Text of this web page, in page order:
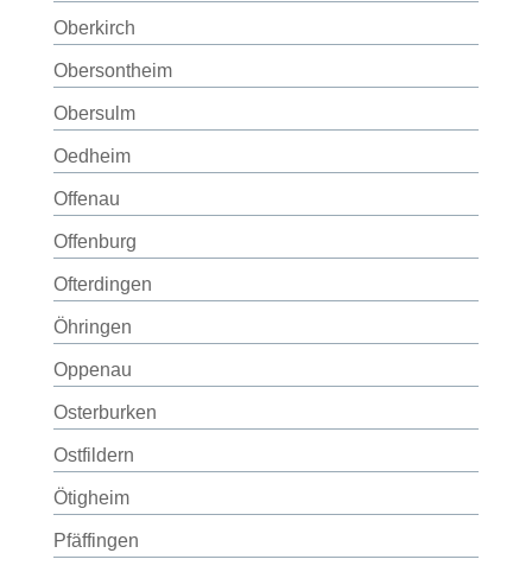
Oberkirch
Obersontheim
Obersulm
Oedheim
Offenau
Offenburg
Ofterdingen
Öhringen
Oppenau
Osterburken
Ostfildern
Ötigheim
Pfäffingen